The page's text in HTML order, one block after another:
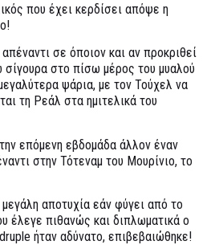
που έχει κερδίσει απόψε η
σε όποιον και αν προκριθεί
στο πίσω μέρος του μυαλού
ψάρια, με τον Τούχελ να
τη Ρεάλ στα ημιτελικά του
επόμενη εβδομάδα άλλον έναν
στην Τότεναμ του Μουρίνιο, το
μεγάλη αποτυχία εάν φύγει από το
έλεγε πιθανώς και διπλωματικά ο
ήταν αδύνατο, επιβεβαιώθηκε!